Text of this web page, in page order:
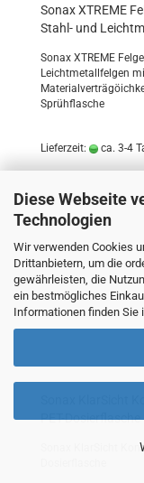
Diese Webseite
Technologien
Wir verwenden Cookies
Drittanbietern, um die
gewährleisten, die
ein bestmögliches
Informationen finden Sie
Sonax XTRE­ME
Stahl-​​ und
Sonax XTRE­ME
Leicht­me­tall­fel­gen
Sprühflasche
Lieferzeit: ca. 3-4
Sonax Klar­Sicht
PET-​Do­sier­fla­sche
Sonax Klar­Sicht